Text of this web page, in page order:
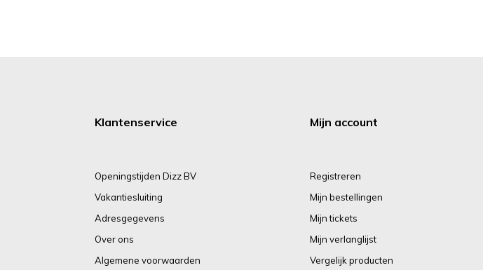
Klantenservice
Openingstijden Dizz BV
Vakantiesluiting
Adresgegevens
Over ons
Algemene voorwaarden
Mijn account
Registreren
Mijn bestellingen
Mijn tickets
Mijn verlanglijst
Vergelijk producten